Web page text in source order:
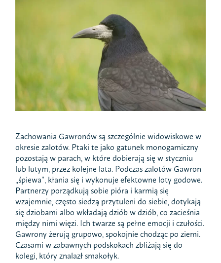
Zachowania Gawronów są szczególnie widowiskowe w
okresie zalotów. Ptaki te jako gatunek monogamiczny
pozostają w parach, w które dobierają się w styczniu
lub lutym, przez kolejne lata. Podczas zalotów Gawron
„śpiewa”, kłania się i wykonuje efektowne loty godowe.
Partnerzy porządkują sobie pióra i karmią się
wzajemnie, często siedzą przytuleni do siebie, dotykają
się dziobami albo wkładają dziób w dziób, co zacieśnia
między nimi więzi. Ich twarze są pełne emocji i czułości.
Gawrony żerują grupowo, spokojnie chodząc po ziemi.
Czasami w zabawnych podskokach zbliżają się do
kolegi, który znalazł smakołyk.